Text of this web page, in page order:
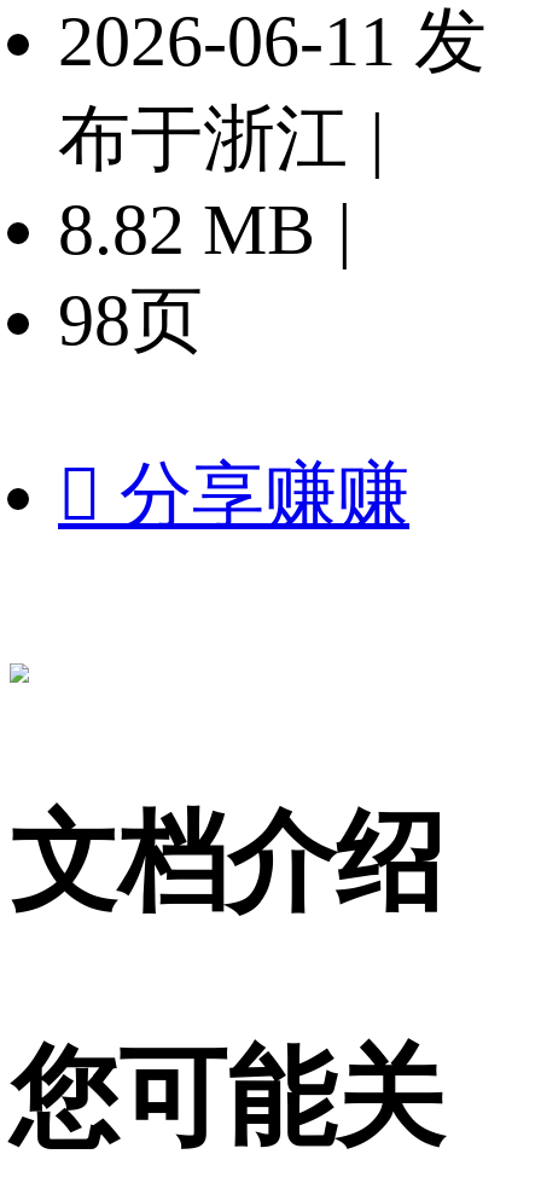
2026-06-11 发
布于浙江 |
8.82 MB |
98页
 分享赚赚
文档介绍
您可能关